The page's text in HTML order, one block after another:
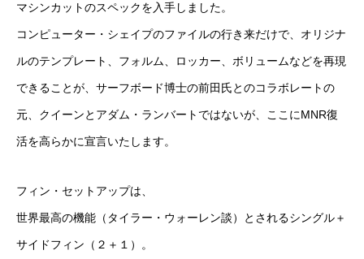
マシンカットのスペックを入手しました。
コンピューター・シェイプのファイルの行き来だけで、オリジナ
ルのテンプレート、フォルム、ロッカー、ボリュームなどを再現
できることが、サーフボード博士の前田氏とのコラボレートの
元、クイーンとアダム・ランバートではないが、ここにMNR復
活を高らかに宣言いたします。
フィン・セットアップは、
世界最高の機能（タイラー・ウォーレン談）とされるシングル＋
サイドフィン（２＋１）。